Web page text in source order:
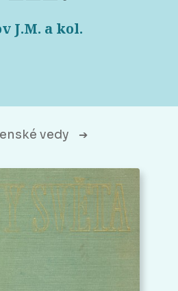
J.M. a kol.
vedy ➔